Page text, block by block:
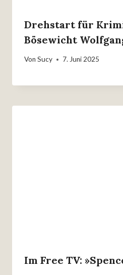
Drehstart für
Bösewicht
Von Sucy 7. Juni 2025
Im Free TV: